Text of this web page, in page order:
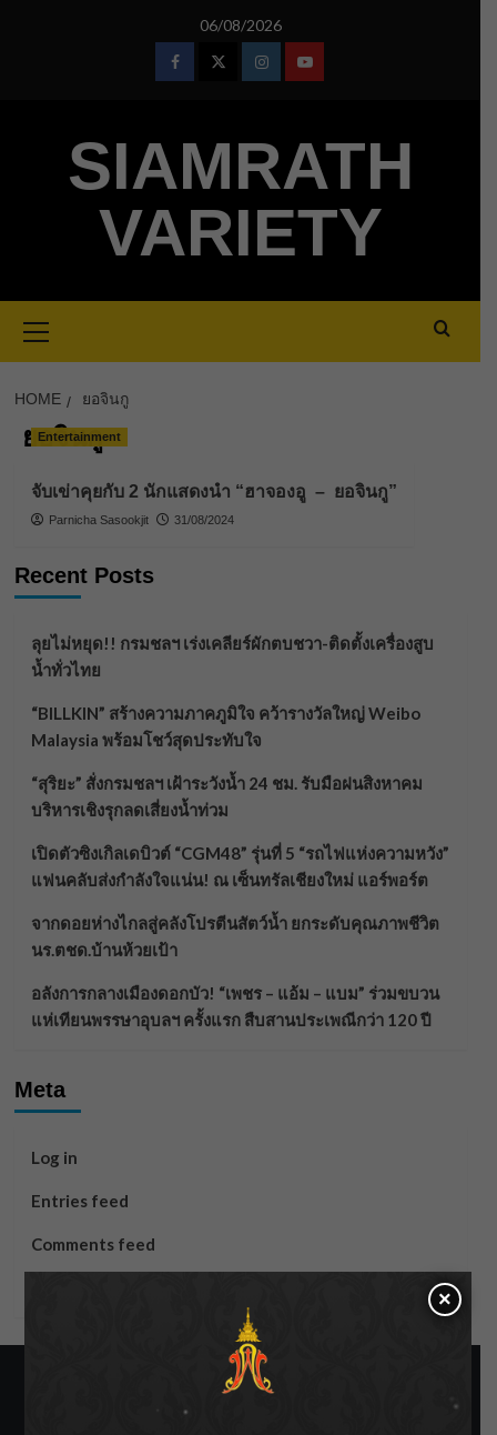
06/08/2026
FacebookTwitterInstagramYoutube
SIAMRATH
VARIETY
Menu
HOME ยอจินกู
ยอจินกู
Entertainment
จับเข่าคุยกับ 2 นักแสดงนำ “ฮาจองอู – ยอจินกู”
Parnicha Sasookjit 31/08/2024
Recent Posts
ลุยไม่หยุด!! กรมชลฯ เร่งเคลียร์ผักตบชวา-ติดตั้งเครื่องสูบ
น้ำทั่วไทย
“BILLKIN” สร้างความภาคภูมิใจ คว้ารางวัลใหญ่ Weibo
Malaysia พร้อมโชว์สุดประทับใจ
“สุริยะ” สั่งกรมชลฯ เฝ้าระวังน้ำ 24 ชม. รับมือฝนสิงหาคม
บริหารเชิงรุกลดเสี่ยงน้ำท่วม
เปิดตัวซิงเกิลเดบิวต์ “CGM48” รุ่นที่ 5 “รถไฟแห่งความหวัง”
แฟนคลับส่งกำลังใจแน่น! ณ เซ็นทรัลเชียงใหม่ แอร์พอร์ต
จากดอยห่างไกลสู่คลังโปรตีนสัตว์น้ำ ยกระดับคุณภาพชีวิต
นร.ตชด.บ้านห้วยเป้า
อลังการกลางเมืองดอกบัว! “เพชร – แอ้ม – แบม” ร่วมขบวน
แห่เทียนพรรษาอุบลฯ ครั้งแรก สืบสานประเพณีกว่า 120 ปี
Meta
Log in
Entries feed
Comments feed
×